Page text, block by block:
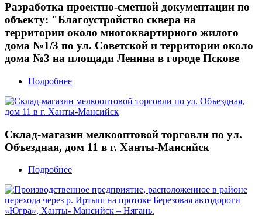
Разработка проектно-сметной документации по
объекту: "Благоустройство сквера на
территории около многоквартирного жилого
дома №1/3 по ул. Советской и территории около
дома №3 на площади Ленина в городе Пскове
Подробнее
Склад-магазин мелкооптовой торговли по ул.
Объездная, дом 11 в г. Ханты-Мансийск
Подробнее